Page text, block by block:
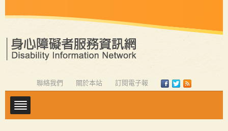
聯絡我們 關於本站 訂閱電子報